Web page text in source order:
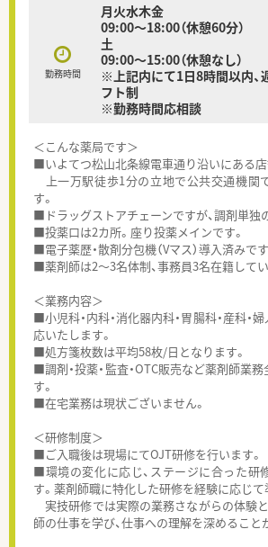
勤務時間
月火水木金
09:00～18:00（休憩60分）
土
09:00～15:00（休憩なし）
※上記内にて1日8時間以内、
フト制
※勤務時間応相談
＜こんな薬局です＞
■いよてつ松山北条線電車通り沿いにある店
上一万駅徒歩1分の立地で公共交通機関
す。
■ドラッグストアチェーンですが、調剤単独
■投薬口は2カ所。座り投薬メインです。
■電子薬歴・散剤分包機（Vマス）導入済みです
■薬剤師は2～3名体制、事務員3名在籍してい
＜業務内容＞
■小児科・内科・消化器内科・胃腸科・産科・
応いたします。
■処方箋枚数は平均58枚/日となります。
■調剤・投薬・監査・OTC販売など薬剤師業
す。
■在宅業務は現状ございません。
＜研修制度＞
■ご入職後は現場にてOJT研修を行います。
■環境の変化に応じ、ステージに合った研
す。薬剤師職に特化した研修を経験に応じて
実技研修では実際の業務さながらの体験
師の仕事を学び、仕事への理解を深めること